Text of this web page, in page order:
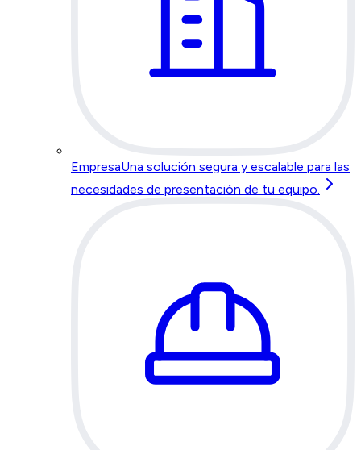
EmpresaUna solución segura y escalable para las
necesidades de presentación de tu equipo.